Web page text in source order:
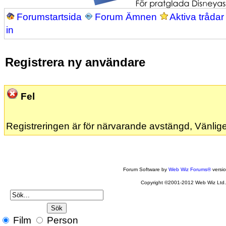
Forumstartsida Forum Ämnen
Aktiva trådar
in
Registrera ny användare
Fel
Registreringen är för närvarande avstängd,
Forum Software byWeb Wiz Forums®
Copyright ©2001-2012 Web Wiz Ltd.
Film Person